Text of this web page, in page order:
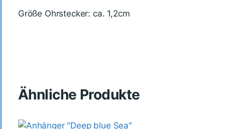
Größe Ohrstecker: ca. 1,2cm
Ähnliche Produkte